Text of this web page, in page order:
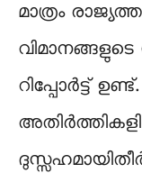
മാത്രം
റിപ്പോർട്ട്‌